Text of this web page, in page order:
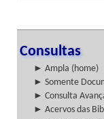
Consultas
► Ampla (home)
► Somente
► Consulta
► Acervos das